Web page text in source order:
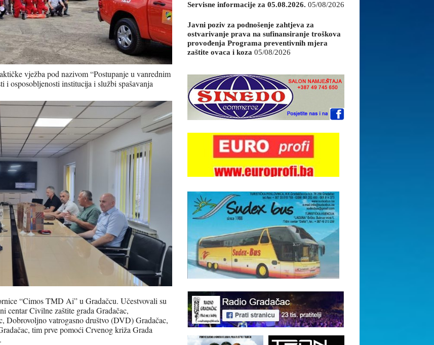
vježba pod nazivom “Postupanje u vanrednim
osposobljenosti institucija i službi spašavanja
“Cimos TMD Ai” u Gradačcu. Učestvovali su
centar Civilne zaštite grada Gradačac,
Dobrovoljno vatrogasno društvo (DVD) Gradačac,
tim prve pomoći Crvenog križa Grada
Servisne informacije za 05.08.2026. 05/08/2026
Javni poziv za podnošenje zahtjeva za
ostvarivanje prava na sufinansiranje troškova
provođenja Programa preventivnih mjera
zaštite ovaca i koza 05/08/2026